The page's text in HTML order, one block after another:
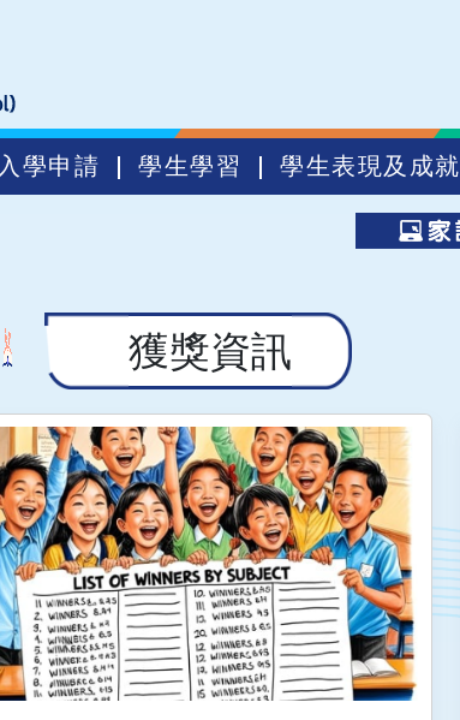
入學申請 學生學習 學生表現及成就
獲獎資訊